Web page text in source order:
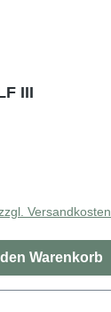
III
Versandkosten
den Warenkorb